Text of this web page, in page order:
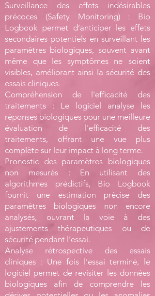
Surveillance des effets indésirables
précoces (Safety Monitoring) : Bio
Logbook permet d’anticiper les effets
secondaires potentiels en surveillant les
paramètres biologiques, souvent avant
même que les symptômes ne soient
visibles, améliorant ainsi la sécurité des
essais cliniques.
Compréhension de l'efficacité des
traitements : Le logiciel analyse les
réponses biologiques pour une meilleure
évaluation de l'efficacité des
traitements, offrant une vue plus
complète sur leur impact à long terme.
Pronostic des paramètres biologiques
non mesurés : En utilisant des
algorithmes prédictifs, Bio Logbook
fournit une estimation précise des
paramètres biologiques non encore
analysés, ouvrant la voie à des
ajustements thérapeutiques ou de
sécurité pendant l’essai.
Analyse rétrospective des essais
cliniques : Une fois l’essai terminé, le
logiciel permet de revisiter les données
biologiques afin de comprendre les